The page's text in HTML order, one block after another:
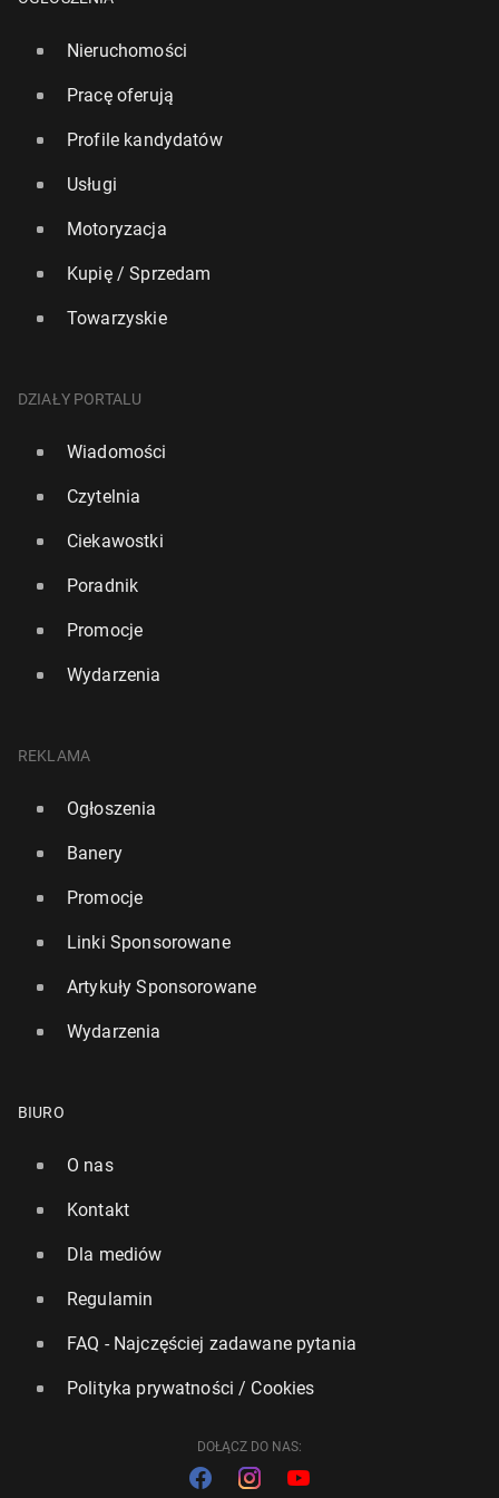
Nieruchomości
Pracę oferują
Profile kandydatów
Usługi
Motoryzacja
Kupię / Sprzedam
Towarzyskie
DZIAŁY PORTALU
Wiadomości
Czytelnia
Ciekawostki
Poradnik
Promocje
Wydarzenia
REKLAMA
Ogłoszenia
Banery
Promocje
Linki Sponsorowane
Artykuły Sponsorowane
Wydarzenia
BIURO
O nas
Kontakt
Dla mediów
Regulamin
FAQ - Najczęściej zadawane pytania
Polityka prywatności / Cookies
DOŁĄCZ DO NAS: